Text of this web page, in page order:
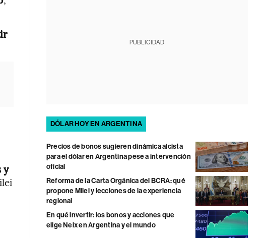
y
PUBLICIDAD
DÓLAR HOY EN ARGENTINA
Precios de bonos sugieren dinámica alcista
para el dólar en Argentina pese a intervención
oficial
Reforma de la Carta Orgánica del BCRA: qué
propone Milei y lecciones de la experiencia
regional
En qué invertir: los bonos y acciones que
elige Neix en Argentina y el mundo